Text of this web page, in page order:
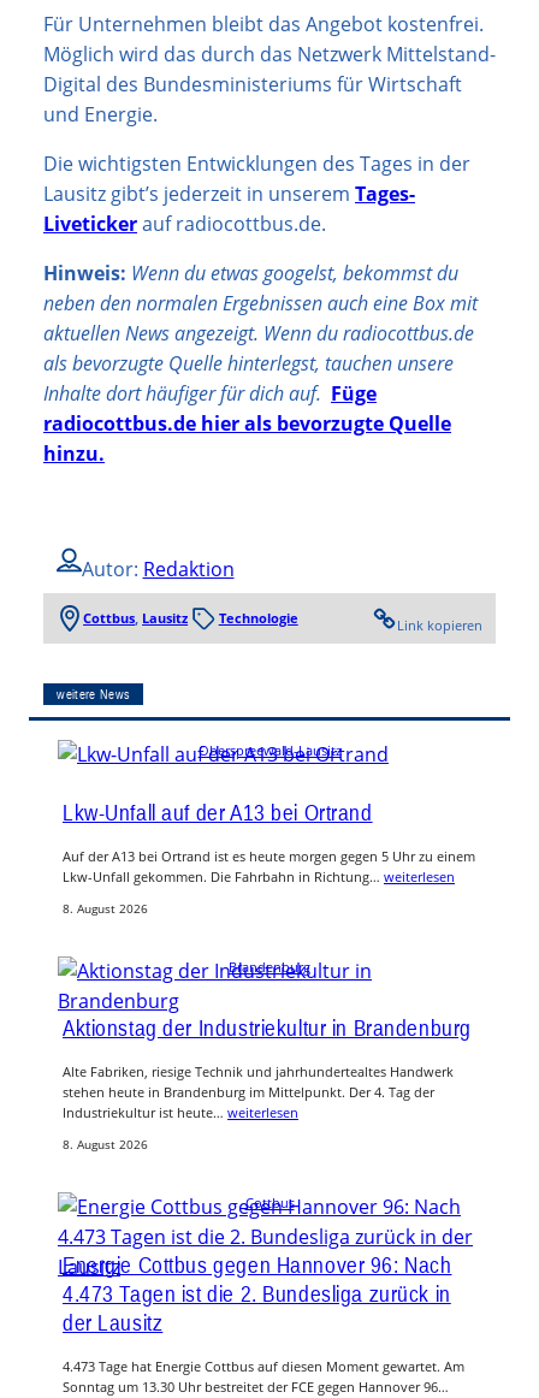
Für Unternehmen bleibt das Angebot kostenfrei.
Möglich wird das durch das Netzwerk Mittelstand-
Digital des Bundesministeriums für Wirtschaft
und Energie.
Die wichtigsten Entwicklungen des Tages in der
Lausitz gibt’s jederzeit in unserem Tages-
Livetickerauf radiocottbus.de.
Hinweis: Wenn du etwas googelst, bekommst du
neben den normalen Ergebnissen auch eine Box mit
aktuellen News angezeigt. Wenn du radiocottbus.de
als bevorzugte Quelle hinterlegst, tauchen unsere
Inhalte dort häufiger für dich auf. Füge
radiocottbus.de hier als bevorzugte Quelle
hinzu.
Autor: Redaktion
Cottbus, Lausitz Technologie Link kopieren
weitere News
Oberspreewald-Lausitz
Lkw-Unfall auf der A13 bei Ortrand
Auf der A13 bei Ortrand ist es heute morgen gegen 5 Uhr zu einem
Lkw-Unfall gekommen. Die Fahrbahn in Richtung… weiterlesen
8. August 2026
Brandenburg
Aktionstag der Industriekultur in Brandenburg
Alte Fabriken, riesige Technik und jahrhundertealtes Handwerk
stehen heute in Brandenburg im Mittelpunkt. Der 4. Tag der
Industriekultur ist heute… weiterlesen
8. August 2026
Cottbus
Energie Cottbus gegen Hannover 96: Nach
4.473 Tagen ist die 2. Bundesliga zurück in
der Lausitz
4.473 Tage hat Energie Cottbus auf diesen Moment gewartet. Am
Sonntag um 13.30 Uhr bestreitet der FCE gegen Hannover 96…